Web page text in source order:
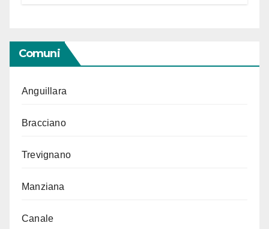
Comuni
Anguillara
Bracciano
Trevignano
Manziana
Canale